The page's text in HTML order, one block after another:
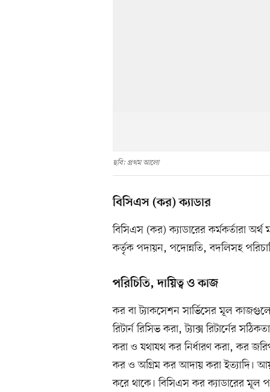
ছবি: প্রথম আলো
বিসিএস (কর) ক্যাডার
বিসিএস (কর) ক্যাডারের কর্মকর্তারা অর্থ
কর্তৃক পদায়ন, পদোন্নতি, বদলিসহ
পরিচিতি, দায়িত্ব ও কাজ
কর বা ট্যাকসেশন সার্ভিসের মূল
রিটার্ন রিসিভ করা, ট্যাক্স রিটার্নের
করা ও যথাযথ কর নির্ধারণ করা, কর
কর ও অগ্রিম কর আদায় করা ইত্যাদি।
করে থাকে। বিসিএস কর ক্যাডারের